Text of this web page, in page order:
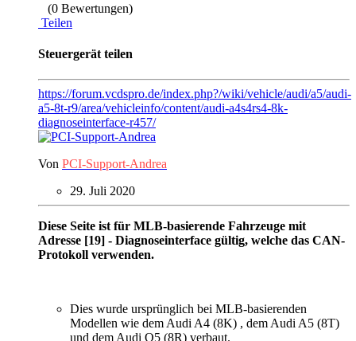
(0 Bewertungen)
Teilen
Steuergerät teilen
https://forum.vcdspro.de/index.php?/wiki/vehicle/audi/a5/audi-
a5-8t-r9/area/vehicleinfo/content/audi-a4s4rs4-8k-
diagnoseinterface-r457/
Von PCI-Support-Andrea
29. Juli 2020
Diese Seite ist für MLB-basierende Fahrzeuge mit
Adresse [19] - Diagnoseinterface gültig, welche das CAN-
Protokoll verwenden.
Dies wurde ursprünglich bei MLB-basierenden
Modellen wie dem Audi A4 (8K) , dem Audi A5 (8T)
und dem Audi Q5 (8R) verbaut.